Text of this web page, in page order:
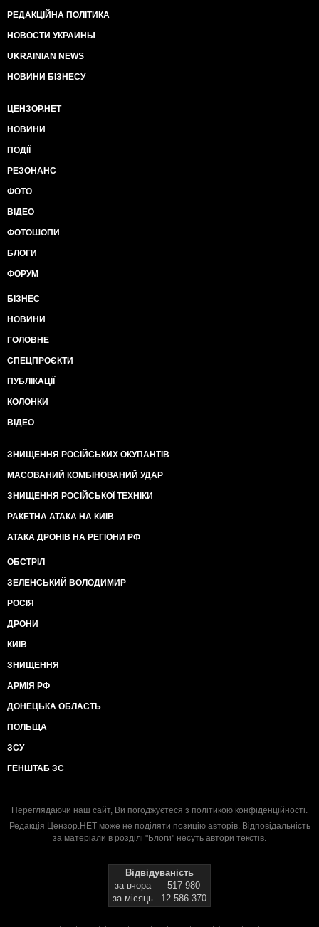
РЕДАКЦІЙНА ПОЛІТИКА
НОВОСТИ УКРАИНЫ
UKRAINIAN NEWS
НОВИНИ БІЗНЕСУ
ЦЕНЗОР.НЕТ
НОВИНИ
ПОДІЇ
РЕЗОНАНС
ФОТО
ВІДЕО
ФОТОШОПИ
БЛОГИ
ФОРУМ
БІЗНЕС
НОВИНИ
ГОЛОВНЕ
СПЕЦПРОЄКТИ
ПУБЛІКАЦІЇ
КОЛОНКИ
ВІДЕО
ЗНИЩЕННЯ РОСІЙСЬКИХ ОКУПАНТІВ
МАСОВАНИЙ КОМБІНОВАНИЙ УДАР
ЗНИЩЕННЯ РОСІЙСЬКОЇ ТЕХНІКИ
РАКЕТНА АТАКА НА КИЇВ
АТАКА ДРОНІВ НА РЕГІОНИ РФ
ОБСТРІЛ
ЗЕЛЕНСЬКИЙ ВОЛОДИМИР
РОСІЯ
ДРОНИ
КИЇВ
ЗНИЩЕННЯ
АРМІЯ РФ
ДОНЕЦЬКА ОБЛАСТЬ
ПОЛЬЩА
ЗСУ
ГЕНШТАБ ЗС
Переглядаючи наш сайт, Ви погоджуєтеся з політикою конфіденційності.
Редакція Цензор.НЕТ може не поділяти позицію авторів. Відповідальність
за матеріали в розділі "Блоги" несуть автори текстів.
Відвідуваність
за вчора
517 980
за місяць
12 586 370